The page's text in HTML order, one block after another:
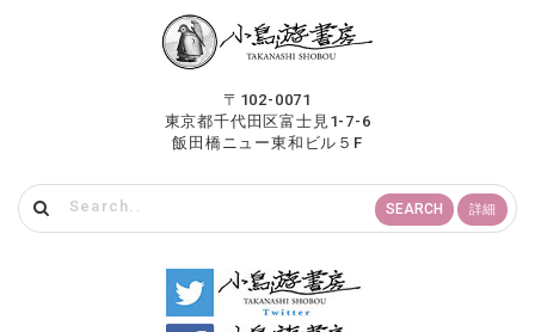
〒102-0071
東京都千代田区富士見1-7-6
飯田橋ニュー東和ビル５F
SEARCH 詳細